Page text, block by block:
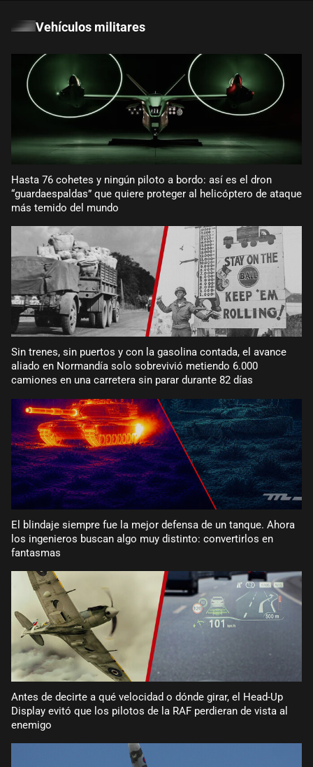
Vehículos militares
Hasta 76 cohetes y ningún piloto a bordo: así es el dron
“guardaespaldas” que quiere proteger al helicóptero de ataque
más temido del mundo
Sin trenes, sin puertos y con la gasolina contada, el avance
aliado en Normandía solo sobrevivió metiendo 6.000
camiones en una carretera sin parar durante 82 días
El blindaje siempre fue la mejor defensa de un tanque. Ahora
los ingenieros buscan algo muy distinto: convertirlos en
fantasmas
Antes de decirte a qué velocidad o dónde girar, el Head-Up
Display evitó que los pilotos de la RAF perdieran de vista al
enemigo